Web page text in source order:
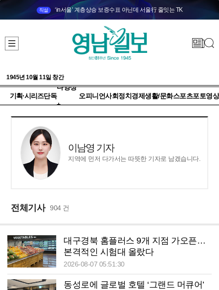
직설 ‘in서울’ 계층상승 보증수표 아닌데 서울行 줄잇는 TK
1945년 10월 11일 창간
기획·시리즈단독
다양성
+
오피니언사회정치 경제생활/문화스포츠포토영상
이남영 기자
지역에 먼저 다가서는 따뜻한 기자로 남겠습니다.
전체기사 904 건
대구경북 홈플러스 9개 지점 가오픈…
본격적인 시험대 올랐다
2026-08-07 05:51:30
동성로에 글로벌 호텔 ‘그랜드 머큐어’